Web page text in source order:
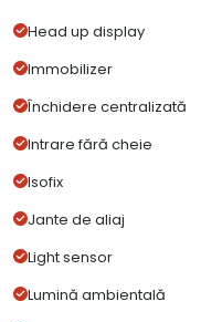
Head up display
Immobilizer
Închidere centralizată
Intrare fără cheie
Isofix
Jante de aliaj
Light sensor
Lumină ambientală